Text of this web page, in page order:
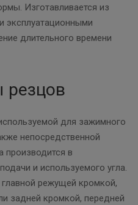
Изготавливается из
эксплуатационными
длительного времени
резцов
для зажимного
непосредственной
производится в
и используемого угла.
режущей кромкой,
задней кромкой, передней